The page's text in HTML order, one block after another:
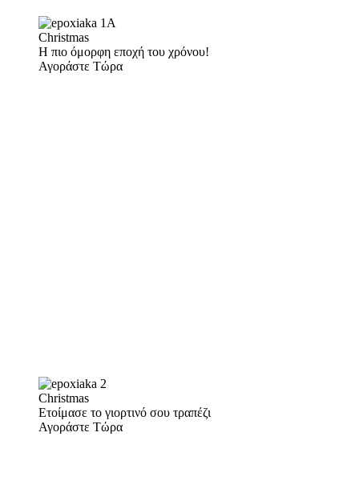
Christmas
Η πιο όμορφη εποχή του χρόνου!
Αγοράστε Τώρα
Christmas
Ετοίμασε το γιορτινό σου τραπέζι
Αγοράστε Τώρα